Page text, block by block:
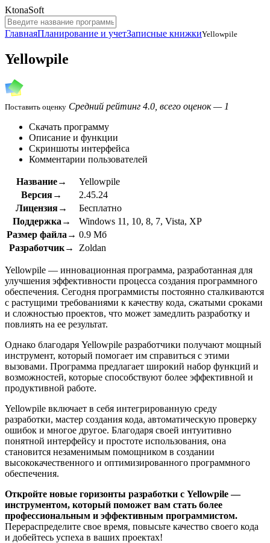
KtonaSoft
ГлавнаяПланирование и учетЗаписные книжкиYellowpile
Yellowpile
Поставить оценку Средний рейтинг 4.0, всего оценок — 1
Скачать программу
Описание и функции
Скриншоты интерфейса
Комментарии пользователей
Название→
Yellowpile
Версия→
2.45.24
Лицензия→
Бесплатно
Поддержка→
Windows 11, 10, 8, 7, Vista, XP
Размер файла→ 0.9 Мб
Разработчик→
Zoldan
Yellowpile — инновационная программа, разработанная для
улучшения эффективности процесса создания программного
обеспечения. Сегодня программисты постоянно сталкиваются
с растущими требованиями к качеству кода, сжатыми сроками
и сложностью проектов, что может замедлить разработку и
повлиять на ее результат.
Однако благодаря Yellowpile разработчики получают мощный
инструмент, который помогает им справиться с этими
вызовами. Программа предлагает широкий набор функций и
возможностей, которые способствуют более эффективной и
продуктивной работе.
Yellowpile включает в себя интегрированную среду
разработки, мастер создания кода, автоматическую проверку
ошибок и многое другое. Благодаря своей интуитивно
понятной интерфейсу и простоте использования, она
становится незаменимым помощником в создании
высококачественного и оптимизированного программного
обеспечения.
Откройте новые горизонты разработки с Yellowpile —
инструментом, который поможет вам стать более
профессиональным и эффективным программистом.
Перераспределите свое время, повысьте качество своего кода
и добейтесь успеха в ваших проектах!